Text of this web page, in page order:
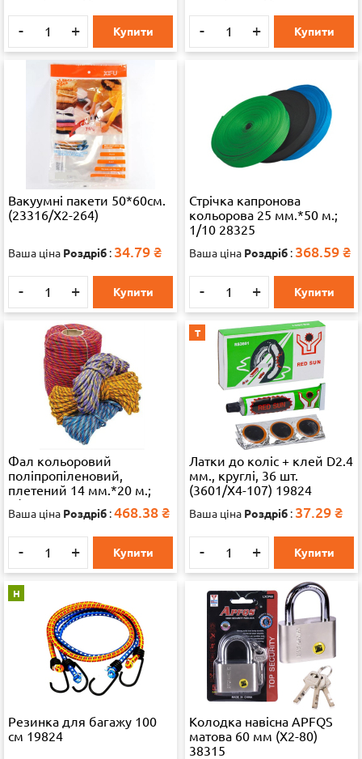
- + Купити - + Купити
Вакуумні пакети 50*60см.
(23316/Х2-264)
Ваша ціна Роздріб : 34.79 ₴
- + Купити
Стрічка капронова
кольорова 25 мм.*50 м.;
1/10 28325
Ваша ціна Роздріб : 368.59 ₴
- + Купити
Фал кольоровий
поліпропіленовий,
плетений 14 мм.*20 м.;
1/5 28325
Ваша ціна Роздріб :468.38 ₴
- + Купити
Т
Латки до коліс + клей D2.4
мм., круглі, 36 шт.
(3601/X4-107) 19824
Ваша ціна Роздріб : 37.29 ₴
- + Купити
Н
Резинка для багажу 100
см 19824
Колодка навісна APFQS
матова 60 мм (X2-80)
38315